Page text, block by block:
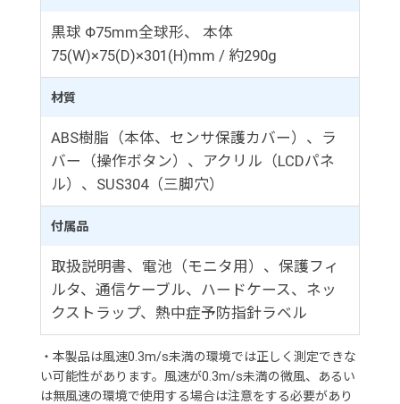
黒球 Φ75mm全球形、 本体
75(W)×75(D)×301(H)mm / 約290g
材質
ABS樹脂（本体、センサ保護カバー）、ラ
バー（操作ボタン）、アクリル（LCDパネ
ル）、SUS304（三脚穴）
付属品
取扱説明書、電池（モニタ用）、保護フィ
ルタ、通信ケーブル、ハードケース、ネッ
クストラップ、熱中症予防指針ラベル
・本製品は風速0.3m/s未満の環境では正しく測定できな
い可能性があります。風速が0.3m/s未満の微風、あるい
は無風速の環境で使用する場合は注意をする必要があり